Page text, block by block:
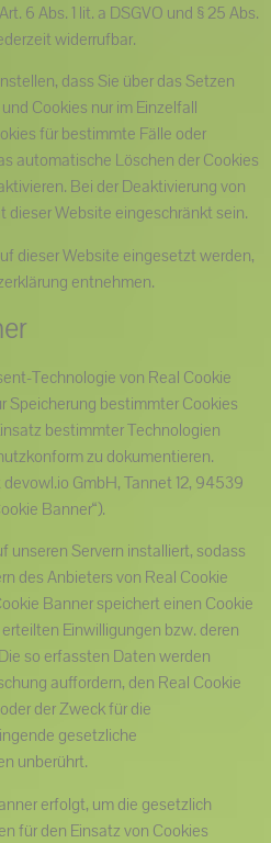
6 Abs. 1 lit. a DSGVO und § 25 Abs.
widerrufbar.
dass Sie über das Setzen
Cookies nur im Einzelfall
für bestimmte Fälle oder
automatische Löschen der Cookies
Bei der Deaktivierung von
dieser Website eingeschränkt sein.
dieser Website eingesetzt werden,
entnehmen.
Technologie von Real Cookie
Speicherung bestimmter Cookies
bestimmter Technologien
zu dokumentieren.
GmbH, Tannet 12, 94539
Banner“).
unseren Servern installiert, sodass
des Anbieters von Real Cookie
Banner speichert einen Cookie
Einwilligungen bzw. deren
so erfassten Daten werden
auffordern, den Real Cookie
der Zweck für die
gesetzliche
unberührt.
erfolgt, um die gesetzlich
für den Einsatz von Cookies